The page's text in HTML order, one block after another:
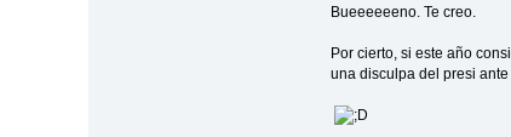
Bueeeeeeno. Te creo.
Por cierto, si este año
una disculpa del presi